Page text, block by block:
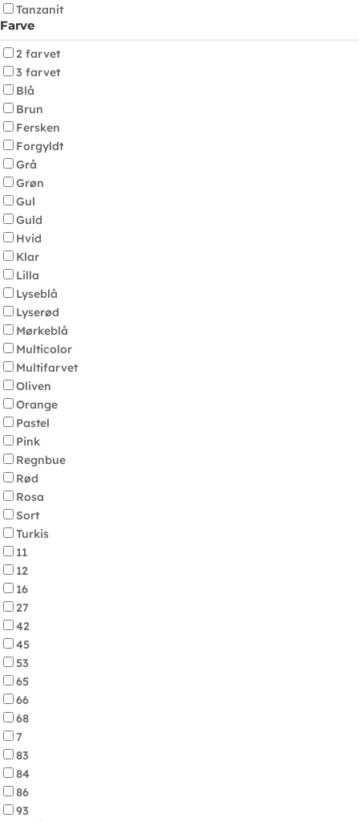
Tanzanit
Farve
2 farvet
3 farvet
Blå
Brun
Fersken
Forgyldt
Grå
Grøn
Gul
Guld
Hvid
Klar
Lilla
Lyseblå
Lyserød
Mørkeblå
Multicolor
Multifarvet
Oliven
Orange
Pastel
Pink
Regnbue
Rød
Rosa
Sort
Turkis
11
12
16
27
42
45
53
65
66
68
7
83
84
86
93